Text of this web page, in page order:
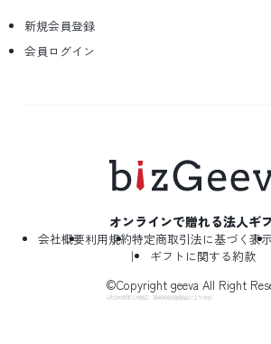
新規会員登録
会員ログイン
オンラインで贈れる法人ギ
会社概要利用規約特定商取引法に基づく表
ギフトに関する約款
©Copyright geeva All Right
令和2年度第３次補正 事業再構築補助金により作成